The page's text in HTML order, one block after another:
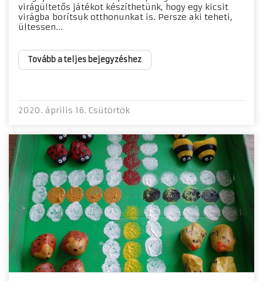
virágültetős játékot készíthetünk, hogy egy kicsit
virágba borítsuk otthonunkat is. Persze aki teheti,
ültessen...
Tovább a teljes bejegyzéshez
2020. április 16. Csütörtök